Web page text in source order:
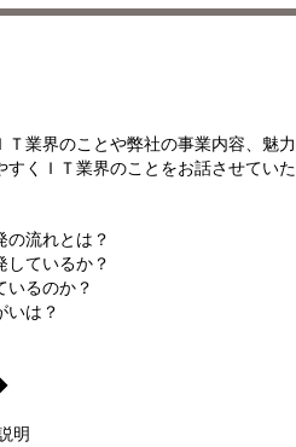
Ｔ業界のことや弊社の事業内容、魅
くＩＴ業界のことをお話させていた
の流れとは？
しているか？
いるのか？
いは？
明